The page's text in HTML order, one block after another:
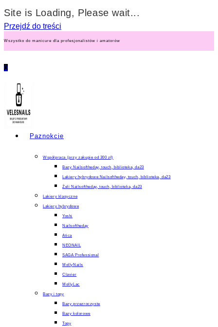
Site is Loading, Please wait...
Przejdź do treści
Wszystko do manicure dla profesjonalistów i amatorów
0
Paznokcie
Współpraca (przy zakupie od 300 zł)
Bazy Nailsoftheday, touch, biblioteka, da23
Lakiery hybrydowe Nailsoftheday, touch, biblioteka, da23
Żeli Nailsoftheday, touch, biblioteka, da23
Lakiery klasyczne
Lakiery hybrydowe
Yoshi
Nailsoftheday
Atica
NEONAIL
SAGA Professional
MollyNails
Clavier
MollyLac
Bazy i topy
Bazy przezroczyste
Bazy kolorowe
Topy